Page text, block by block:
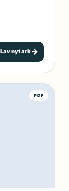
Lav nyt ark→
PDF